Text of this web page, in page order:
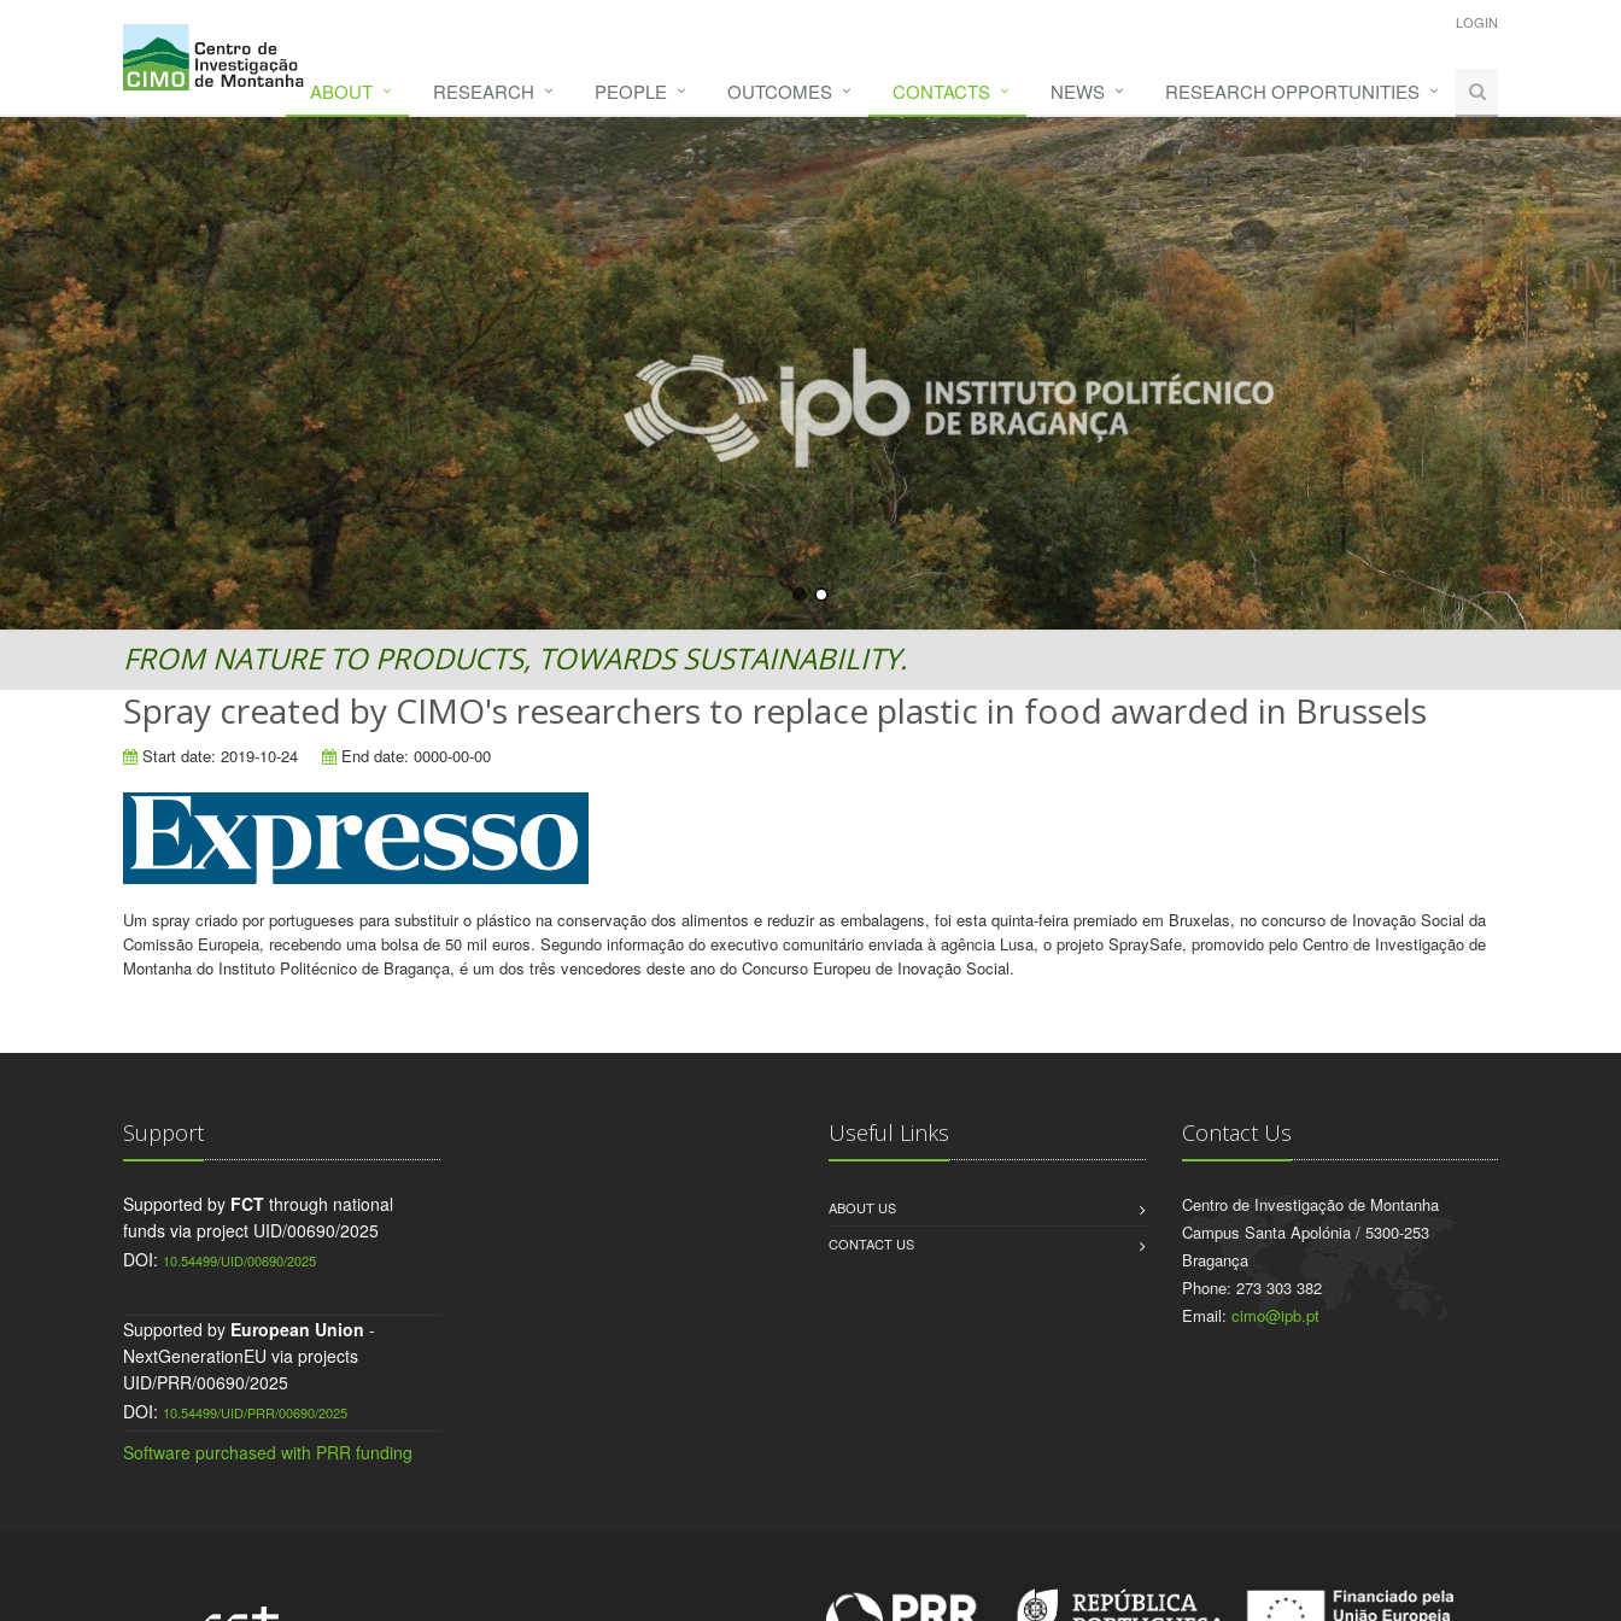
LOGIN
ABOUT RESEARCH PEOPLE OUTCOMES CONTACTS NEWS RESEARCH OPPORTUNITIES
CIMO
CIMO - Mountain Research Center. See videoHERE
FROM NATURE TO PRODUCTS, TOWARDS SUSTAINABILITY.
Spray created by CIMO's researchers to replace plastic in food awarded in Brussels
Start date: 2019-10-24 End date: 0000-00-00
Um spray criado por portugueses para substituir o plástico na conservação dos alimentos e reduzir as embalagens, foi esta quinta-feira premiado em Bruxelas, no concurso de Inovação Social da
Comissão Europeia, recebendo uma bolsa de 50 mil euros. Segundo informação do executivo comunitário enviada à agência Lusa, o projeto SpraySafe, promovido pelo Centro de Investigação de
Montanha do Instituto Politécnico de Bragança, é um dos três vencedores deste ano do Concurso Europeu de Inovação Social.
Support
Supported by FCT through national
funds via project UID/00690/2025
DOI: 10.54499/UID/00690/2025
Supported by European Union -
NextGenerationEU via projects
UID/PRR/00690/2025
DOI: 10.54499/UID/PRR/00690/2025
Software purchased with PRR funding
Useful Links
ABOUT US
CONTACT US
Contact Us
Centro de Investigação de Montanha
Campus Santa Apolónia / 5300-253
Bragança
Phone: 273 303 382
Email: cimo@ipb.pt